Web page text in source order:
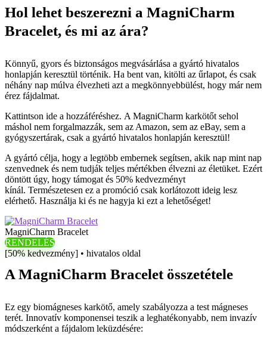
Hol lehet beszerezni a MagniCharm
Bracelet, és mi az ára?
Könnyű, gyors és biztonságos megvásárlása a gyártó hivatalos
honlapján keresztül történik. Ha bent van, kitölti az űrlapot, és csak
néhány nap múlva élvezheti azt a megkönnyebbülést, hogy már nem
érez fájdalmat.
Kattintson ide a hozzáféréshez. A MagniCharm karkötőt sehol
máshol nem forgalmazzák, sem az Amazon, sem az eBay, sem a
gyógyszertárak, csak a gyártó hivatalos honlapján keresztül!
A gyártó célja, hogy a legtöbb embernek segítsen, akik nap mint nap
szenvednek és nem tudják teljes mértékben élvezni az életüket. Ezért
döntött úgy, hogy támogat és 50% kedvezményt
kínál. Természetesen ez a promóció csak korlátozott ideig lesz
elérhető. Használja ki és ne hagyja ki ezt a lehetőséget!
MagniCharm Bracelet
RENDELÉS
[50% kedvezmény] • hivatalos oldal
A MagniCharm Bracelet összetétele
Ez egy biomágneses karkötő, amely szabályozza a test mágneses
terét. Innovatív komponensei teszik a leghatékonyabb, nem invazív
módszerként a fájdalom leküzdésére: